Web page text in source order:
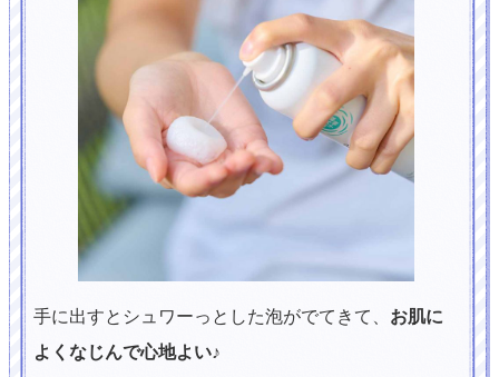
手に出すとシュワーっとした泡がでてきて、 お肌に
よくなじんで心地よい♪